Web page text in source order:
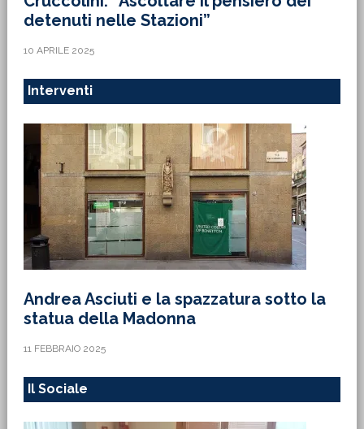
detenuti nelle Stazioni”
10 APRILE 2025
Interventi
Andrea Asciuti e la spazzatura sotto la
statua della Madonna
11 FEBBRAIO 2025
Il Sociale